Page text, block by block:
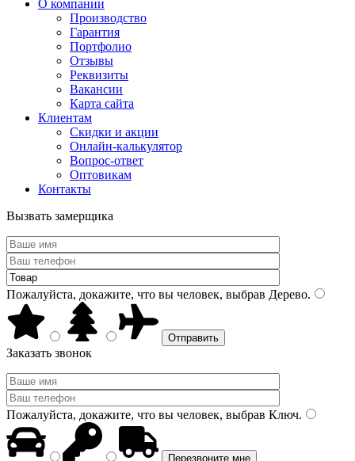
О компании
Производство
Гарантия
Портфолио
Отзывы
Реквизиты
Вакансии
Карта сайта
Клиентам
Скидки и акции
Онлайн-калькулятор
Вопрос-ответ
Оптовикам
Контакты
Вызвать замерщика
Пожалуйста, докажите, что вы человек, выбрав Дерево.
Заказать звонок
Пожалуйста, докажите, что вы человек, выбрав Ключ.